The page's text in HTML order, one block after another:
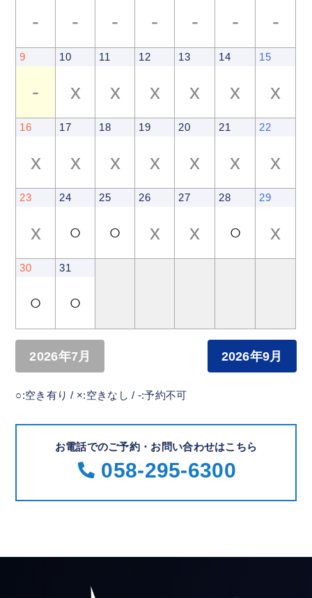
- - - - - - -
9
-
10
x
11
x
12
x
13
x
14
x
15
x
16
x
17
x
18
x
19
x
20
x
21
x
22
x
23
x
24
○
25
○
26
x
27
x
28
○
29
x
30
○
31
○
2026年7月 2026年9月
○:空き有り / ×:空きなし / -:予約不可
お電話でのご予約・お問い合わせはこちら
058-295-6300